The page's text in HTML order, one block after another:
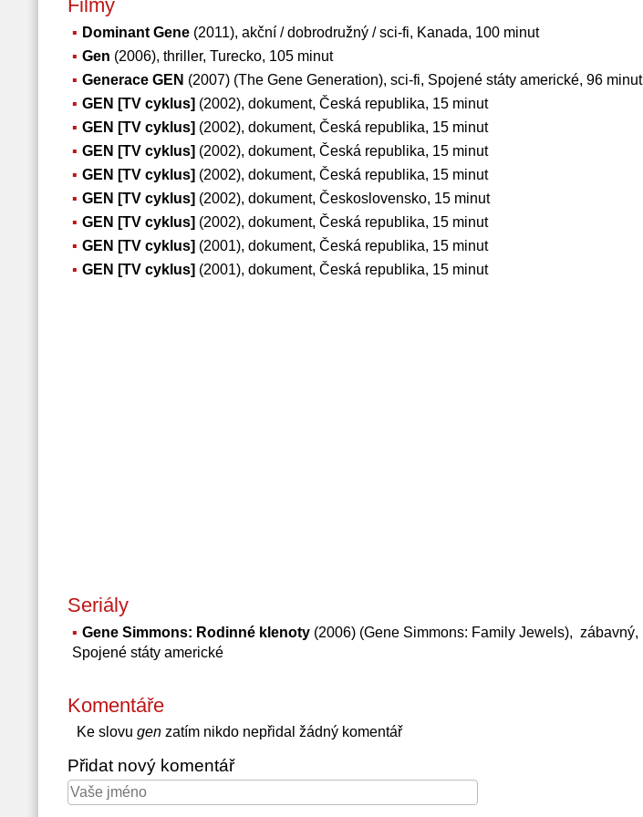
Filmy
Dominant Gene(2011), akční / dobrodružný / sci-fi, Kanada, 100 minut
Gen (2006), thriller, Turecko, 105 minut
Generace GEN (2007) (The Gene Generation), sci-fi, Spojené státy americké, 96 minut
GEN [TV cyklus] (2002), dokument, Česká republika, 15 minut
GEN [TV cyklus] (2002), dokument, Česká republika, 15 minut
GEN [TV cyklus] (2002), dokument, Česká republika, 15 minut
GEN [TV cyklus] (2002), dokument, Česká republika, 15 minut
GEN [TV cyklus] (2002), dokument, Československo, 15 minut
GEN [TV cyklus] (2002), dokument, Česká republika, 15 minut
GEN [TV cyklus] (2001), dokument, Česká republika, 15 minut
GEN [TV cyklus] (2001), dokument, Česká republika, 15 minut
Seriály
Gene Simmons: Rodinné klenoty(2006) (Gene Simmons: Family Jewels), zábavný,
Spojené státy americké
Komentáře
Ke slovu genzatím nikdo nepřidal žádný komentář
Přidat nový komentář